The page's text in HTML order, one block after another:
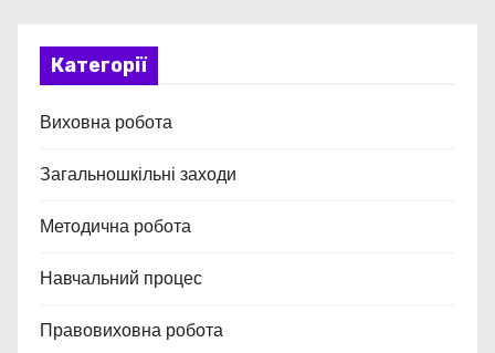
Категорії
Виховна робота
Загальношкільні заходи
Методична робота
Навчальний процес
Правовиховна робота